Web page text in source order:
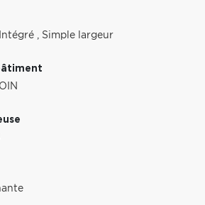
Intégré , Simple largeur